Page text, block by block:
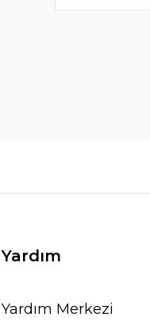
Yardım
Yardım Merkezi